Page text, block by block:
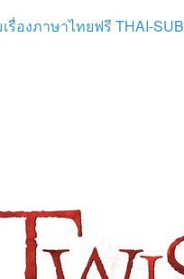
รื่องภาษาไทยฟรี THAI-SUB